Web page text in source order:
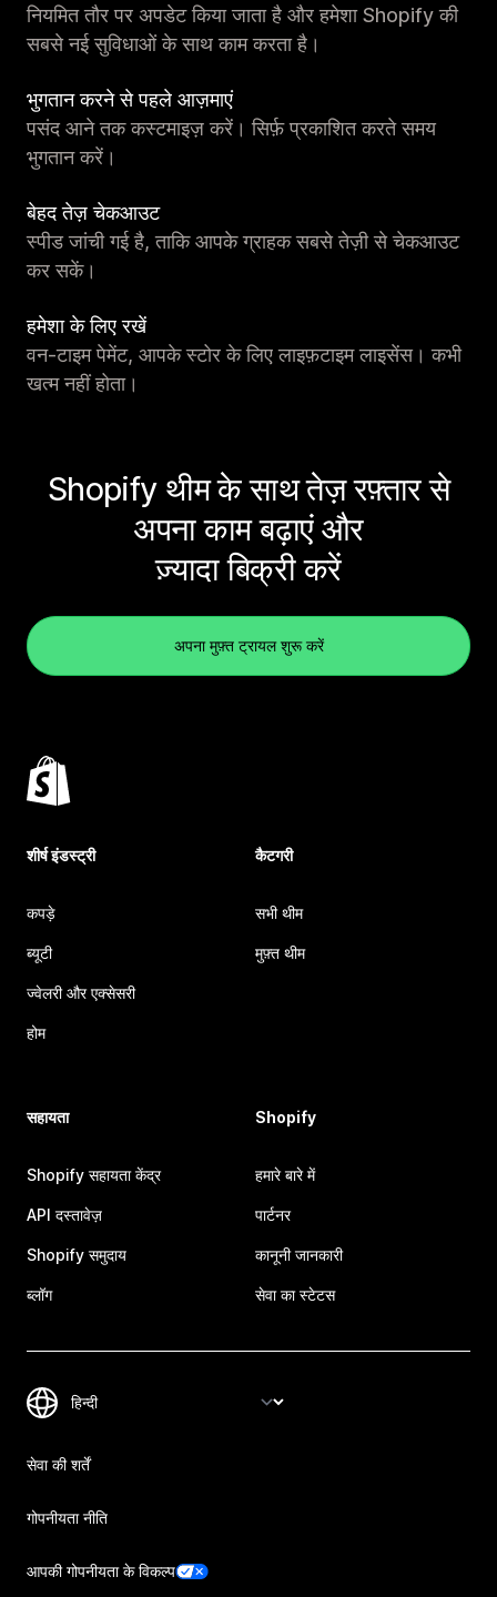
नियमित तौर पर अपडेट किया जाता है और हमेशा Shopify की
सबसे नई सुविधाओं के साथ काम करता है।
भुगतान करने से पहले आज़माएं
पसंद आने तक कस्टमाइज़ करें। सिर्फ़ प्रकाशित करते समय
भुगतान करें।
बेहद तेज़ चेकआउट
स्पीड जांची गई है, ताकि आपके ग्राहक सबसे तेज़ी से चेकआउट
कर सकें।
हमेशा के लिए रखें
वन-टाइम पेमेंट, आपके स्टोर के लिए लाइफ़टाइम लाइसेंस। कभी
खत्म नहीं होता।
Shopify थीम के साथ तेज़ रफ़्तार से
अपना काम बढ़ाएं और
ज़्यादा बिक्री करें
अपना मुफ़्त ट्रायल शुरू करें
शीर्ष इंडस्ट्री
कपड़े
ब्यूटी
ज्वेलरी और एक्सेसरी
होम
कैटगरी
सभी थीम
मुफ़्त थीम
सहायता
Shopify सहायता केंद्र
API दस्तावेज़
Shopify समुदाय
ब्लॉग
Shopify
हमारे बारे में
पार्टनर
कानूनी जानकारी
सेवा का स्टेटस
सेवा की शर्तें
गोपनीयता नीति
आपकी गोपनीयता के विकल्प